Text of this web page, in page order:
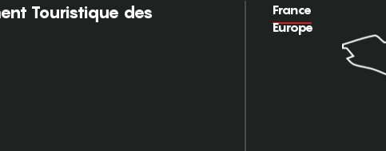
Touristique des
France
Europe